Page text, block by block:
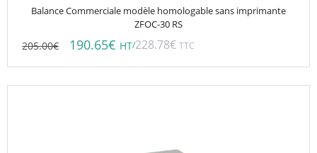
Balance Commerciale modèle homologable sans imprimante
ZFOC-30 RS
205.00€ 190.65€ HT/228.78€ TTC